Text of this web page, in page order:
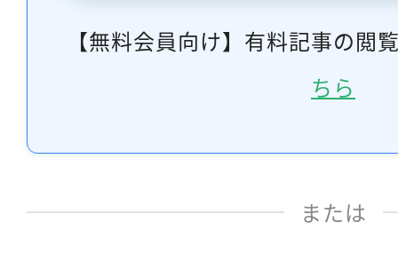
【無料会員向け】有料記事の閲
ちら
または